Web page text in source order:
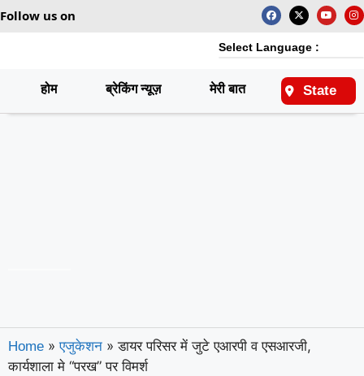
Follow us on
Select Language :
होम ब्रेकिंग न्यूज़ मेरी बात राष्ट्रीय
State
Home » एजुकेशन » डायर परिसर में जुटे एआरपी व एसआरजी,
कार्यशाला मे “परख” पर विमर्श